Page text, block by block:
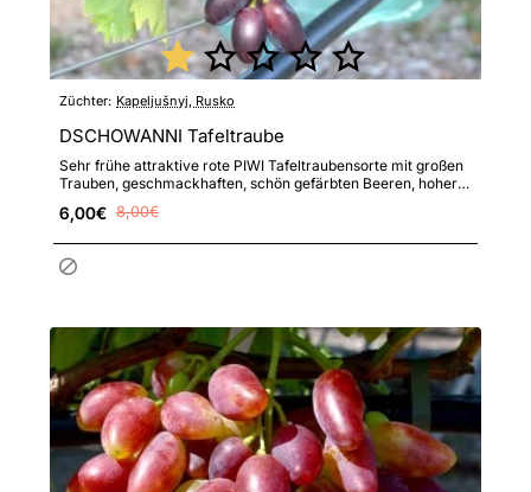
Züchter: Kapeljušnyj, Rusko
DSCHOWANNI Tafeltraube
Sehr frühe attraktive rote PIWI Tafeltraubensorte mit großen
Trauben, geschmackhaften, schön gefärbten Beeren, hoher
6,00€ 8,00€